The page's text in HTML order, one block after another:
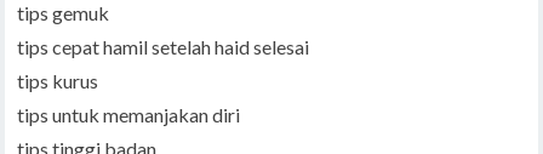
tips gemuk
tips cepat hamil setelah haid selesai
tips kurus
tips untuk memanjakan diri
tips tinggi badan